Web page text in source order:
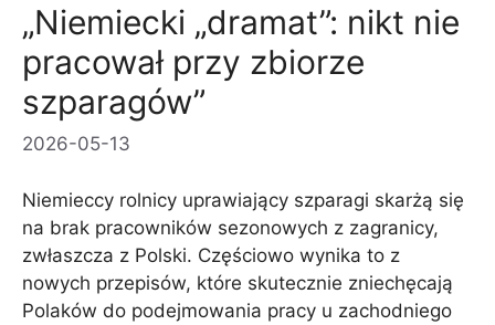
„Niemiecki „dramat”: nikt nie
pracował przy zbiorze
szparagów”
2026-05-13
Niemieccy rolnicy uprawiający szparagi skarżą się
na brak pracowników sezonowych z zagranicy,
zwłaszcza z Polski. Częściowo wynika to z
nowych przepisów, które skutecznie zniechęcają
Polaków do podejmowania pracy u zachodniego